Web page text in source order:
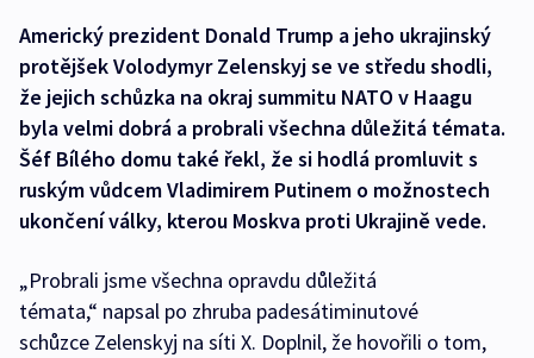
Americký prezident Donald Trump a jeho ukrajinský
protějšek Volodymyr Zelenskyj se ve středu shodli,
že jejich schůzka na okraj summitu NATO v Haagu
byla velmi dobrá a probrali všechna důležitá témata.
Šéf Bílého domu také řekl, že si hodlá promluvit s
ruským vůdcem Vladimirem Putinem o možnostech
ukončení války, kterou Moskva proti Ukrajině vede.
„Probrali jsme všechna opravdu důležitá
témata,“ napsal po zhruba padesátiminutové
schůzce Zelenskyj na síti X. Doplnil, že hovořili o tom,